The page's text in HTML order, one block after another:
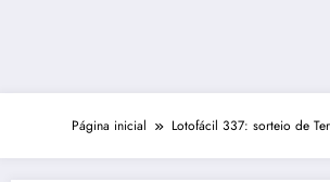
Página inicial Lotofácil 337: sorteio de